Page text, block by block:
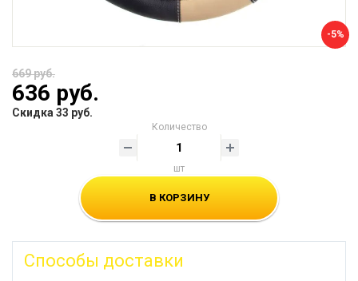
-5%
669 руб.
636 руб.
Скидка 33 руб.
Количество
шт
В КОРЗИНУ
Способы доставки